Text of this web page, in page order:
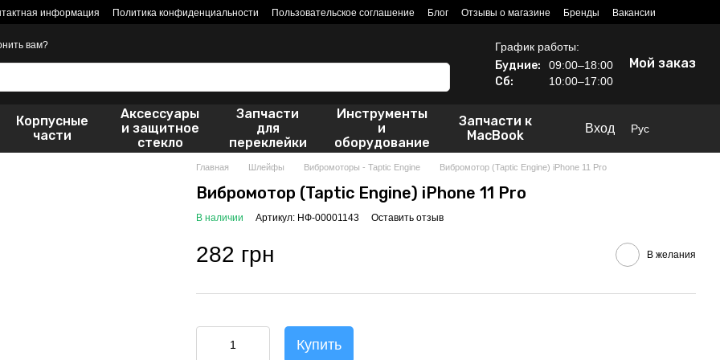
информация Политика конфиденциальности Пользовательское соглашение Блог Отзывы о магазине Бренды Вакансии
вам? График работы:
Будние: 09:00–18:00
Сб: 10:00–17:00
Мой заказ
Корпусные
части
Аксессуары
и защитное
стекло
Запчасти
для
переклейки
Инструменты
и
оборудование
Запчасти к
MacBook
Вход Рус
Главная Шлейфы Вибромоторы - Taptic Engine Вибромотор (Taptic Engine) iPhone 11 Pro
Вибромотор (Taptic Engine) iPhone 11 Pro
В наличии Артикул: НФ-00001143 Оставить отзыв
282 грн В желания
Купить